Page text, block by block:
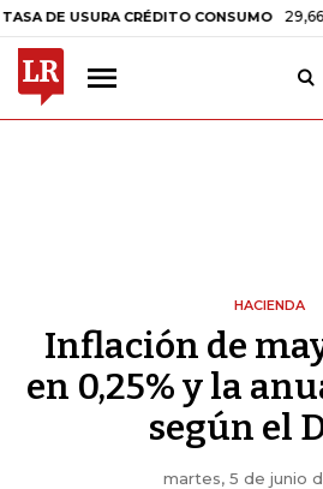
USURA CRÉDITO CONSUMO 29,66%
HACIENDA
Inflación de
en 0,25% y la
según el
martes, 5 de junio